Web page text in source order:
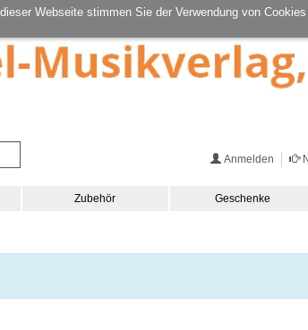
Webseite stimmen Sie der Verwendung von
Anmelden
Zubehör Geschenke